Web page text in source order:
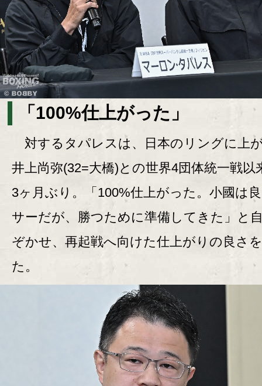
「100%仕上がった」
対するタパレスは、日本のリングに上
井上尚弥(32=大橋)との世界4団体統一戦以
3ヶ月ぶり。「100%仕上がった。小國は
サーだが、勝つために準備してきた」と
ぞかせ、再起戦へ向けた仕上がりの良さ
た。